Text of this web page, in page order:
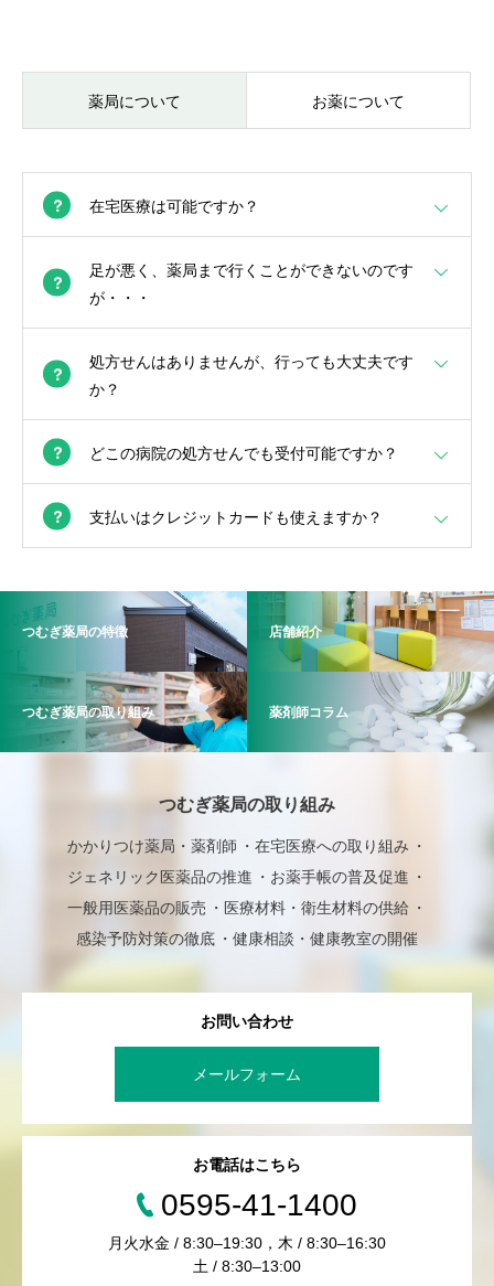
薬局について お薬について
在宅医療は可能ですか？
足が悪く、薬局まで行くことができないのです
が・・・
処方せんはありませんが、行っても大丈夫です
か？
どこの病院の処方せんでも受付可能ですか？
支払いはクレジットカードも使えますか？
つむぎ薬局の特徴 店舗紹介
つむぎ薬局の取り組み 薬剤師コラム
つむぎ薬局の取り組み
かかりつけ薬局・薬剤師
在宅医療への取り組み
ジェネリック医薬品の推進
お薬手帳の普及促進
一般用医薬品の販売
医療材料・衛生材料の供給
感染予防対策の徹底
健康相談・健康教室の開催
お問い合わせ
メールフォーム
お電話はこちら
0595-41-1400
月火水金 / 8:30–19:30，木 / 8:30–16:30
土 / 8:30–13:00